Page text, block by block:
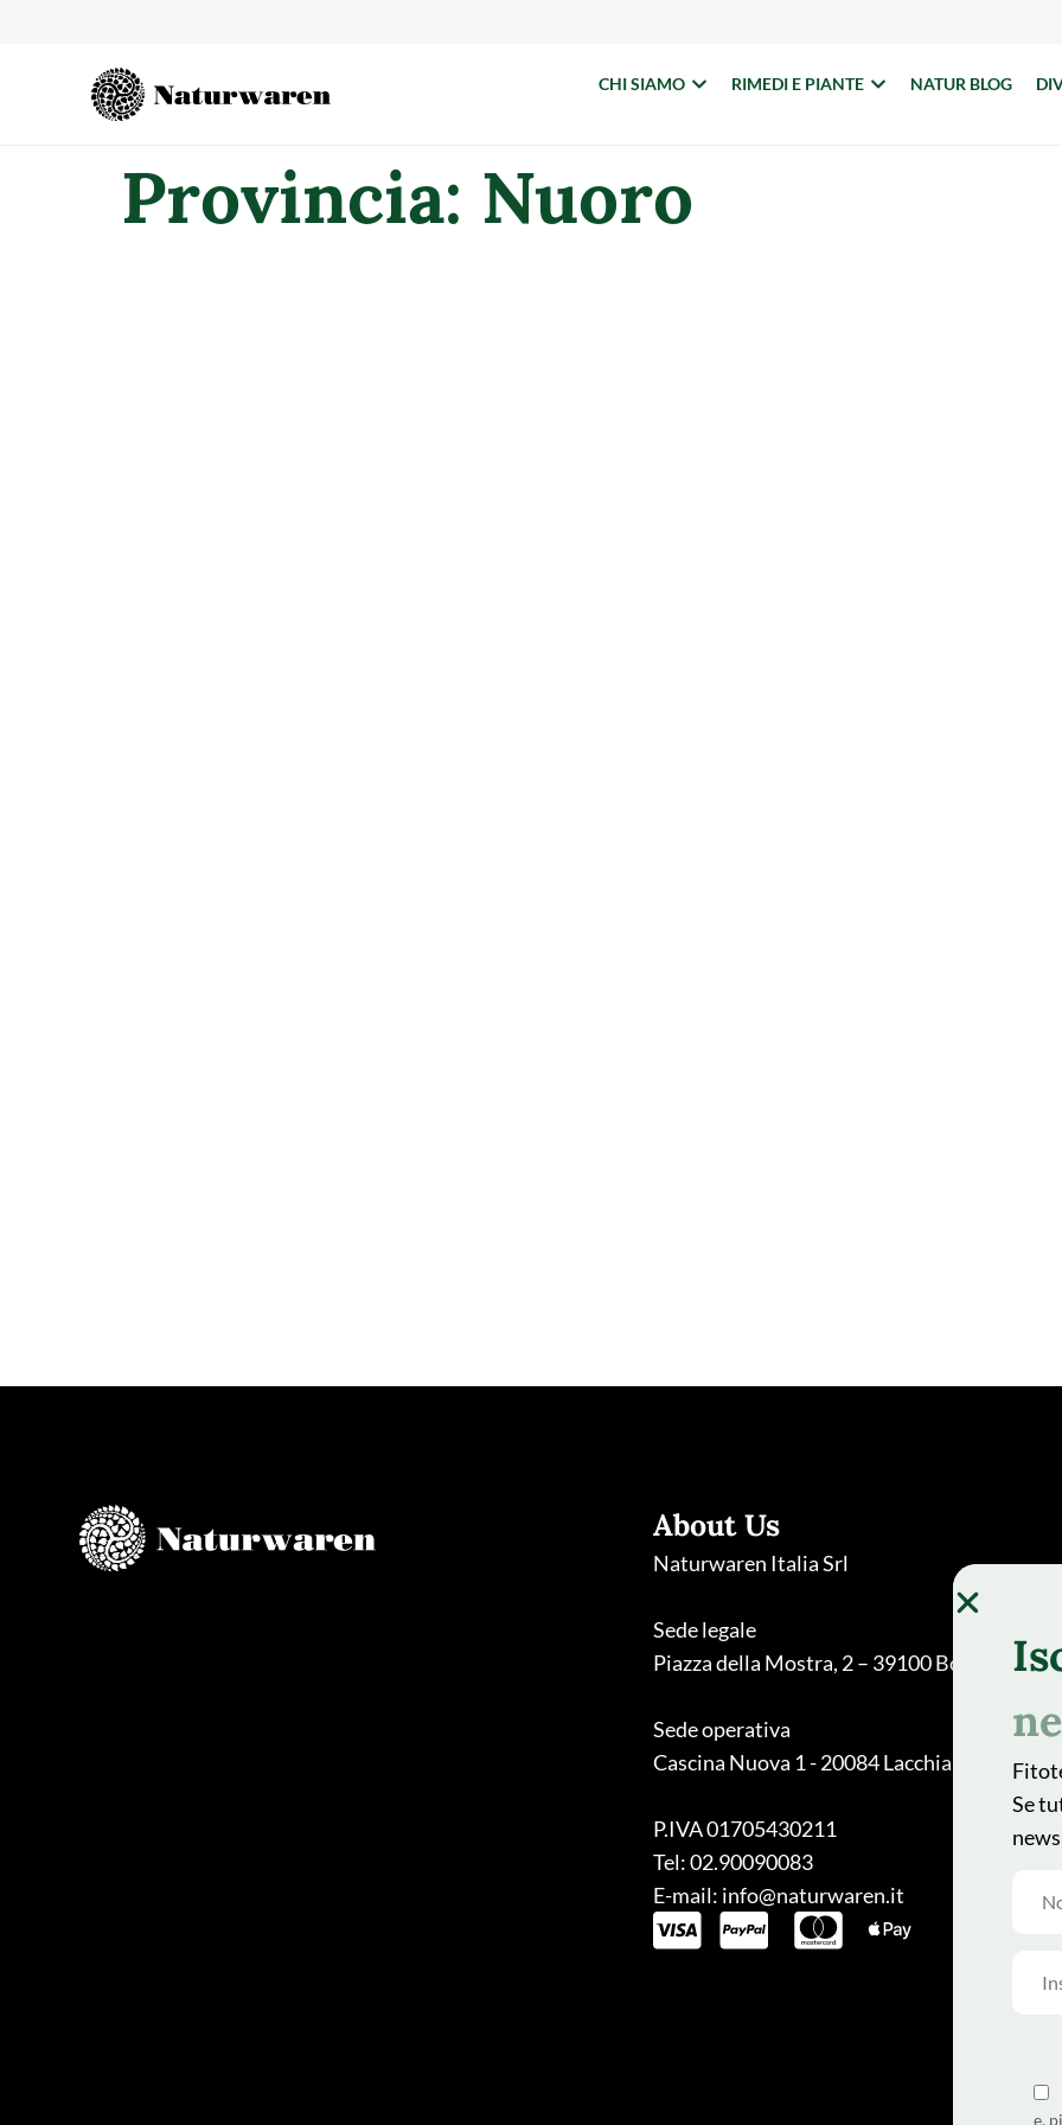
CHI SIAMO RIMEDI E PIANTE NATUR BLOG
Provincia: Nuoro
About Us
Naturwaren Italia Srl
Sede legale
Piazza della Mostra, 2 – 39100 Bolzano
Sede operativa
Cascina Nuova 1 - 20084 Lacchiarella (MI)
P.IVA 01705430211
Tel: 02.90090083
E-mail: info@naturwaren.it
Se
e,